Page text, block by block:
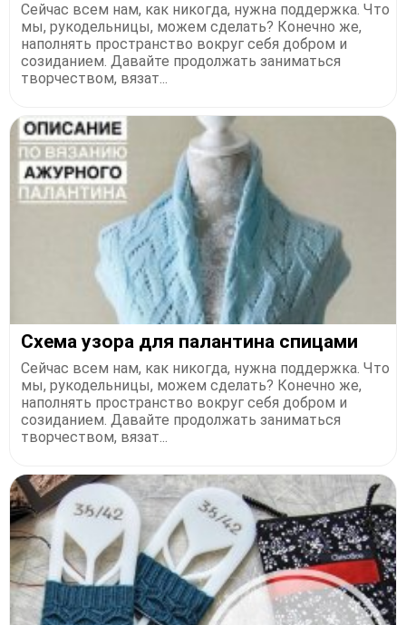
Сейчас всем нам, как никогда, нужна поддержка. Что
мы, рукодельницы, можем сделать? Конечно же,
наполнять пространство вокруг себя добром и
созиданием. Давайте продолжать заниматься
творчеством, вязат...
Схема узора для палантина спицами
Сейчас всем нам, как никогда, нужна поддержка. Что
мы, рукодельницы, можем сделать? Конечно же,
наполнять пространство вокруг себя добром и
созиданием. Давайте продолжать заниматься
творчеством, вязат...